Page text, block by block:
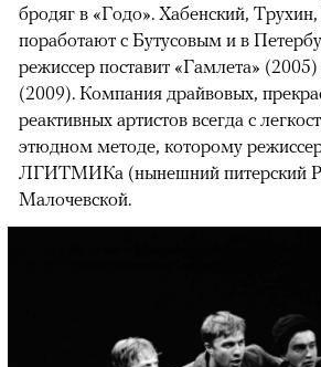
бродяг в «Годо». Хабенский,
поработают с Бутусовым и в
режиссер поставит «Гамлета»
(2009). Компания драйвовых,
реактивных артистов всегда с
этюдном методе, которому режиссер
ЛГИТМИКа (нынешний питерский
Малочевской.